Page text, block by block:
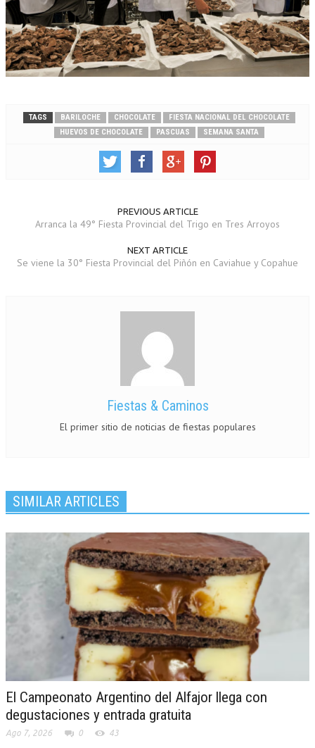
TAGS BARILOCHE CHOCOLATE
FIESTA NACIONAL DEL CHOCOLATE
HUEVOS DE CHOCOLATE
PASCUAS SEMANA SANTA
PREVIOUS ARTICLE
Arranca la 49° Fiesta Provincial del Trigo en Tres Arroyos
NEXT ARTICLE
Se viene la 30° Fiesta Provincial del Piñón en Caviahue y Copahue
Fiestas & Caminos
El primer sitio de noticias de fiestas populares
SIMILAR ARTICLES
El Campeonato Argentino del Alfajor llega con
degustaciones y entrada gratuita
Ago 7, 2026 0 43